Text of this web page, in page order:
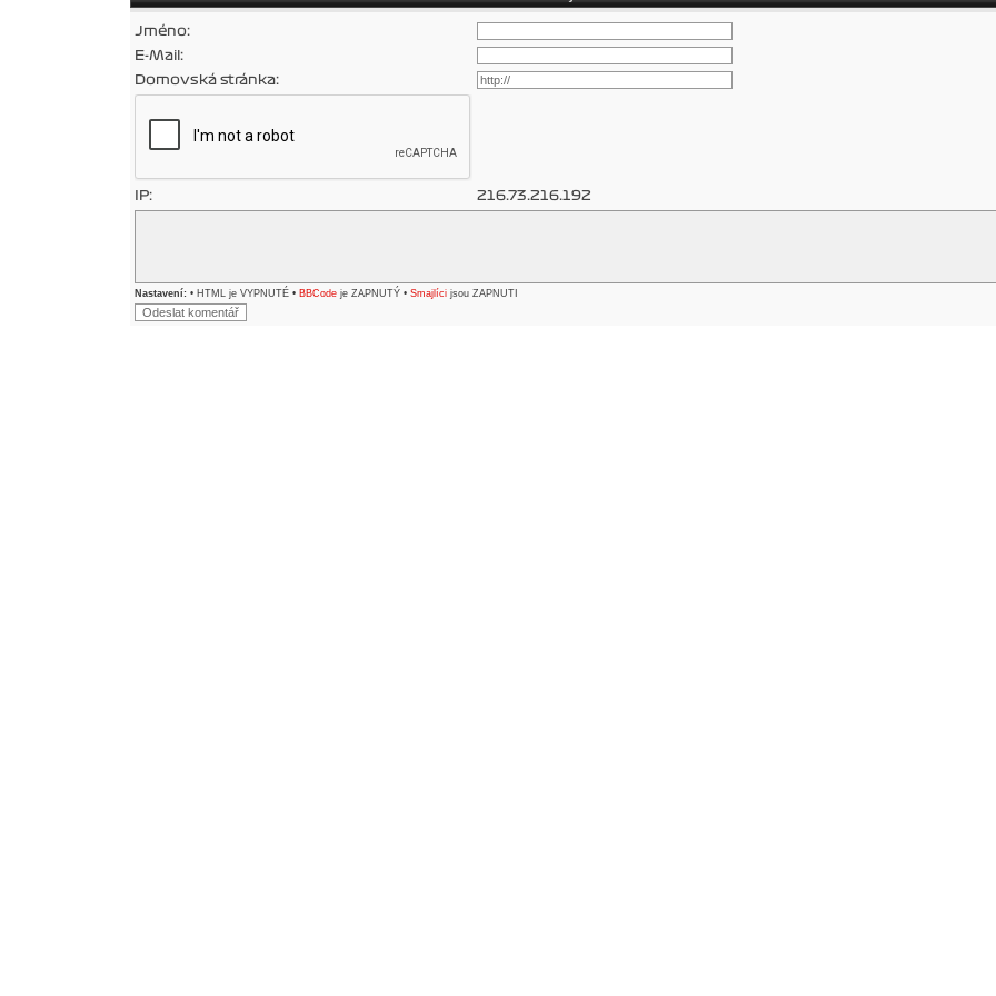
Jméno:
E-Mail:
Domovská stránka:
IP: 216.73.216.192
Nastavení: • HTML je VYPNUTÉ • BBCode je ZAPNUTÝ • Smajlíci jsou ZAPNUTI